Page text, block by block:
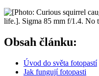
Obsah článku:
Úvod do světa fotopastí
Jak fungují fotopasti